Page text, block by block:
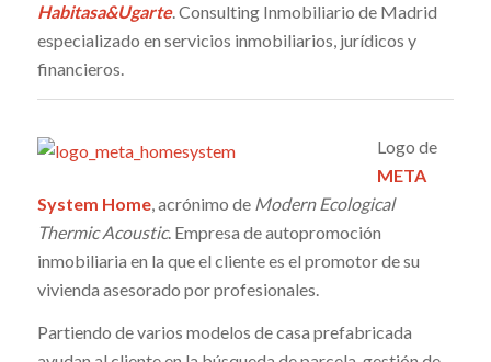
Habitasa&Ugarte. Consulting Inmobiliario de Madrid
especializado en servicios inmobiliarios, jurídicos y
financieros.
Logo de
META
System Home, acrónimo de Modern Ecological
Thermic Acoustic. Empresa de autopromoción
inmobiliaria en la que el cliente es el promotor de su
vivienda asesorado por profesionales.
Partiendo de varios modelos de casa prefabricada